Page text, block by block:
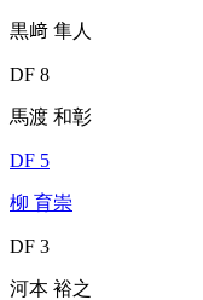
黒﨑 隼人
DF 8
馬渡 和彰
DF 5
柳 育崇
DF 3
河本 裕之